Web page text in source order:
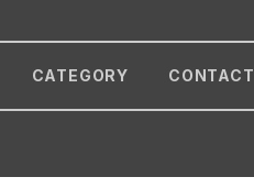
CATEGORY CONTACT